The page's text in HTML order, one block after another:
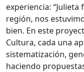
experiencia:
región, nos
bien. En este
Cultura, cada una
sistematización,
haciendo